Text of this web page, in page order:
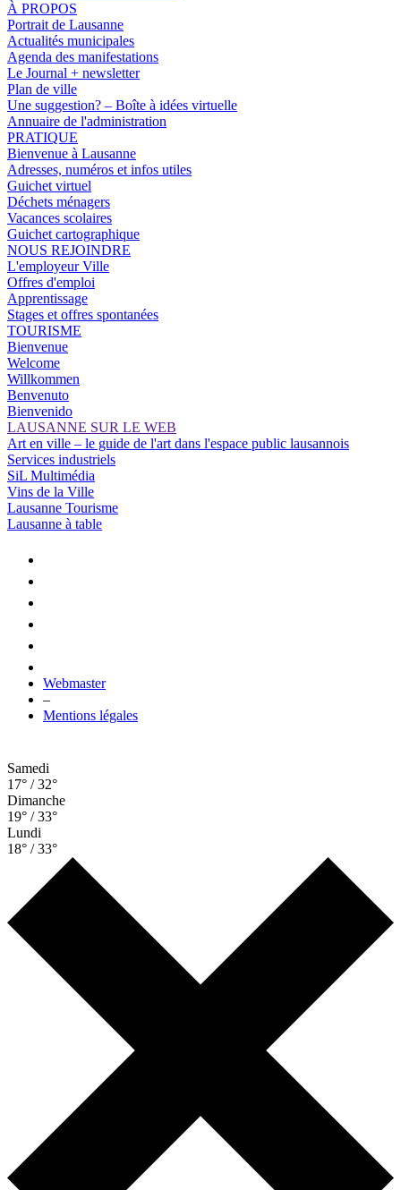
À PROPOS
Portrait de Lausanne
Actualités municipales
Agenda des manifestations
Le Journal + newsletter
Plan de ville
Une suggestion? – Boîte à idées virtuelle
Annuaire de l'administration
PRATIQUE
Bienvenue à Lausanne
Adresses, numéros et infos utiles
Guichet virtuel
Déchets ménagers
Vacances scolaires
Guichet cartographique
NOUS REJOINDRE
L'employeur Ville
Offres d'emploi
Apprentissage
Stages et offres spontanées
TOURISME
Bienvenue
Welcome
Willkommen
Benvenuto
Bienvenido
LAUSANNE SUR LE WEB
Art en ville – le guide de l'art dans l'espace public lausannois
Services industriels
SiL Multimédia
Vins de la Ville
Lausanne Tourisme
Lausanne à table
Webmaster
–
Mentions légales
Samedi
17° / 32°
Dimanche
19° / 33°
Lundi
18° / 33°